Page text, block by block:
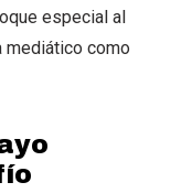
especial al
mediático como